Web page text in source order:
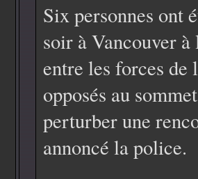
Six personnes ont
soir à Vancouver à
entre les forces de
opposés au
perturber une
annoncé la police.